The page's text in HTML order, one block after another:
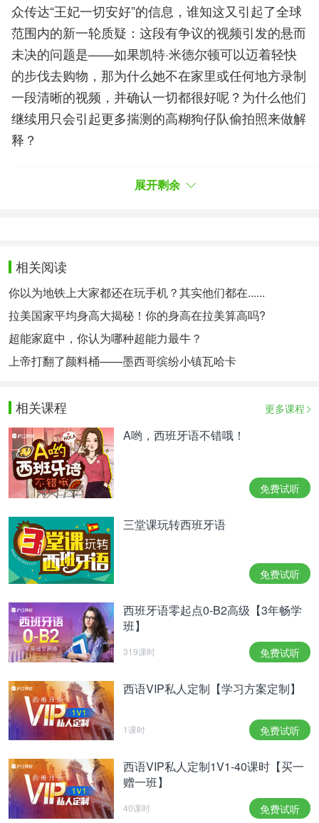
众传达“王妃一切安好”的信息，谁知这又引起了全球
范围内的新一轮质疑：这段有争议的视频引发的悬而
未决的问题是——如果凯特·米德尔顿可以迈着轻快
的步伐去购物，那为什么她不在家里或任何地方录制
一段清晰的视频，并确认一切都很好呢？ 为什么他们
继续用只会引起更多揣测的高糊狗仔队偷拍照来做解
释？
显然，我们面临着一场威尔士亲王夫妇决定对媒体乃
De un lado, los futuros monarcas tienen razón al
rebelarse contra el acelerado ciclo de noticias que
obliga a los medios a demandar cada vez más
contenidos. Del otro, llevan las de perder si le
niegan a la ciudadanía británica la información que
estar requiere para seguir vinculada positivamente
a su familia real. Puede que los Windsor crean a
Si hoy son reyes es por los ciudadanos y por la
gracia viral.
一方面，未来的君主们反对加速的新闻周期是正确
的，因为这种周期迫使媒体不断要求越来越多的内
容。另一方面，如果他们拒绝向英国公民提供与王室
保持积极联系所需的必要信息，那么他们将输掉这场
战役。温莎王室家族可能认为是上帝让他们拥有特
权，但事实并非如此；如果他们今天成为国王，那正
是因为公民和病毒式传播的恩宠。
威廉与凯特在寻找明智解决方案时的封闭态度是极其
危险的，这种解决方案既没有完全把家庭生活封闭起
来，也没有让其持续曝光在大众媒体中，这种“半遮
半掩”的处理方式所带来的隐瞒，信息差和矛盾的积
累会导致人民对温莎王室缺乏不信任，这不利于未来
国王的声望。
Está claro que los Gales no quieren verse
zarandeados por los caprichos de la viralidad, pero
negar que dependen de aparecer puntualmente en
los medios de comunicación para legitimarse sería
pensamiento mágico.
很明显，威尔士王子夫妇不想受到病毒式传播的冲
击，但否认他们依靠及时出现在媒体上来来合法化自
己的地位也是一种魔幻的想法。
展开剩余
相关阅读
你以为地铁上大家都还在玩手机？其实他们都在......
拉美国家平均身高大揭秘！你的身高在拉美算高吗?
超能家庭中，你认为哪种超能力最牛？
上帝打翻了颜料桶——墨西哥缤纷小镇瓦哈卡
相关课程 更多课程
A哟，西班牙语不错哦！
免费试听
三堂课玩转西班牙语
免费试听
西班牙语零起点0-B2高级【3年畅学
班】
319课时 免费试听
西语VIP私人定制【学习方案定制】
1课时 免费试听
西语VIP私人定制1V1-40课时【买一
赠一班】
40课时 免费试听